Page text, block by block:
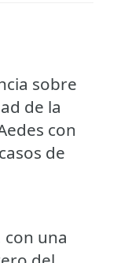
sobre
de la
con
de
con una